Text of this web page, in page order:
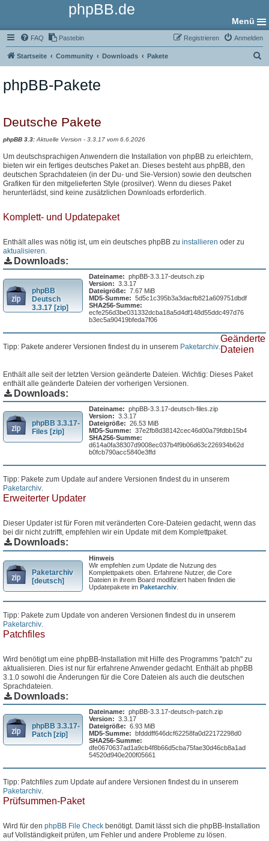
phpBB.de
Menü
FAQ Pastebin Anmelden
Registrieren
Startseite Community Downloads Pakete
phpBB-Pakete
Deutsche Pakete
phpBB 3.3: Aktuelle Version - 3.3.17 vom 6.6.2026
Um deutschsprachigen Anwendern die Installation von phpBB zu erleichtern,
bieten wir ein fertiges deutsches Paket an. Dieses besteht aus phpBB, den
deutschen Sprachdateien (in der Du- und Sie-Version) sowie den deutschen
Grafiken für den mitgelieferten Style (prosilver). Wenn du dieses Paket
herunterlädst, sind keine zusätzlichen Downloads erforderlich.
Komplett- und Updatepaket
Enthält alles was nötig ist, um ein deutsches phpBB zu installieren oder zu
aktualisieren.
Downloads:
phpBB
Deutsch
3.3.17 [zip]
Dateiname: phpBB-3.3.17-deutsch.zip
Version: 3.3.17
Dateigröße: 7.67 MiB
MD5-Summe: 5d5c1c395b3a3dacfb821a609751dbdf
SHA256-Summe:
ecfe256d3be031332dcba18a5d4df148d55ddc497d76
b3ec5a90419bfeda7f06
Tipp: Pakete anderer Versionen findest du in unserem Paketarchiv.
Geänderte
Dateien
Enthält alle seit der letzten Version geänderte Dateien. Wichtig: Dieses Paket
enthält alle geänderte Dateien der vorherigen Versionen.
Downloads:
phpBB 3.3.17-
Files [zip]
Dateiname: phpBB-3.3.17-deutsch-files.zip
Version: 3.3.17
Dateigröße: 26.53 MiB
MD5-Summe: 37e2fb8d38142cec46d00a79fdbb15b4
SHA256-Summe:
d614a0fa38307d9008ec037b4f9b06d63c226934b62d
b0fcb790acc5840e3ffd
Tipp: Pakete zum Update auf andere Versionen findest du in unserem
Paketarchiv.
Erweiterter Updater
Dieser Updater ist für Foren mit veränderten Core-Dateien gedacht, wenn das
bei dir nicht zutrifft, empfehlen wir ein Update mit dem Komplettpaket.
Downloads:
Paketarchiv
[deutsch]
Hinweis
Wir empfehlen zum Update die Nutzung des
Komplettpakets oben. Erfahrene Nutzer, die Core
Dateien in ihrem Board modifiziert haben finden die
Updatepakete imPaketarchiv
Tipp: Pakete zum Update von anderen Versionen findest du in unserem
Paketarchiv
Patchfiles
Wird benötigt um eine phpBB-Installation mit Hilfe des Programms "patch" zu
aktualisieren. Dies ist nur für erfahrene Anwender gedacht. Enthält ab phpBB
3.1.0 sowohl die Änderungen für die Core Dateien als auch die deutschen
Sprachdateien.
Downloads:
phpBB 3.3.17-
Patch [zip]
Dateiname: phpBB-3.3.17-deutsch-patch.zip
Version: 3.3.17
Dateigröße: 6.93 MiB
MD5-Summe: bfdddff646dcf62258fa0d22172298d0
SHA256-Summe:
dfe0670637ad1a9cb4f8b66d5cba75fae30d46cb8a1ad
54520d940e200f05661
Tipp: Patchfiles zum Update auf andere Versionen findest du in unserem
Paketarchiv
Prüfsummen-Paket
Wird für den phpBB File Check benötigt. Damit lässt sich die phpBB-Installation
auf Vollständigkeit prüfen, um Fehler und andere Probleme zu lösen.